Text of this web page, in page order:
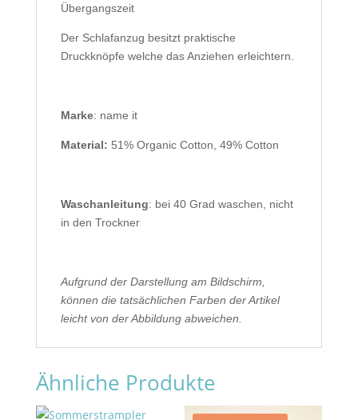
Übergangszeit
Der Schlafanzug besitzt praktische
Druckknöpfe welche das Anziehen erleichtern.
Marke: name it
Material: 51% Organic Cotton, 49% Cotton
Waschanleitung: bei 40 Grad waschen, nicht
in den Trockner
Aufgrund der Darstellung am Bildschirm,
können die tatsächlichen Farben der Artikel
leicht von der Abbildung abweichen.
Ähnliche Produkte